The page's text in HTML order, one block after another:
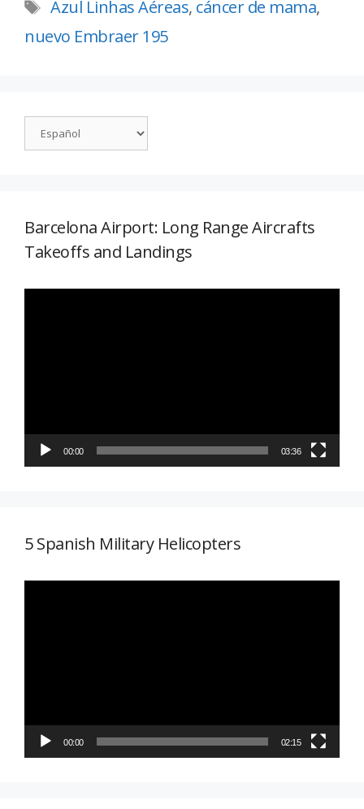
Azul Linhas Aéreas, cáncer de mama,
nuevo Embraer 195
Barcelona Airport: Long Range Aircrafts
Takeoffs and Landings
00:00 03:36
5 Spanish Military Helicopters
00:00 02:15